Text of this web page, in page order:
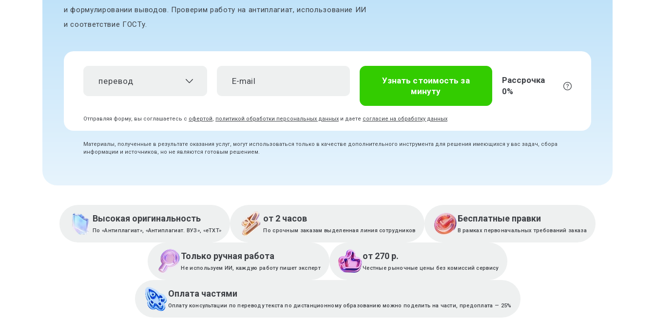
и формулировании выводов. Проверим работу на антиплагиат, использование ИИ
и соответствие ГОСТу.
перевод
Узнать стоимость за
минуту
Рассрочка
0%
Отправляя форму, вы соглашаетесь с офертой, политикой обработки персональных данных и даете согласие на обработку данных
Материалы, полученные в результате оказания услуг, могут использоваться только в качестве дополнительного инструмента для решения имеющихся у вас задач, сбора
информации и источников, но не являются готовым решением.
Высокая оригинальность
По «Антиплагиат», «Антиплагиат. ВУЗ», «eTXT»
от 2 часов
По срочным заказам выделенная линия сотрудников
Бесплатные правки
В рамках первоначальных требований заказа
Только ручная работа
Не используем ИИ, каждую работу пишет эксперт
от 270 р.
Честные рыночные цены без комиссий сервису
Оплата частями
Оплату консультации по переводу текста по дистанционному образованию можно поделить на части, предоплата — 25%